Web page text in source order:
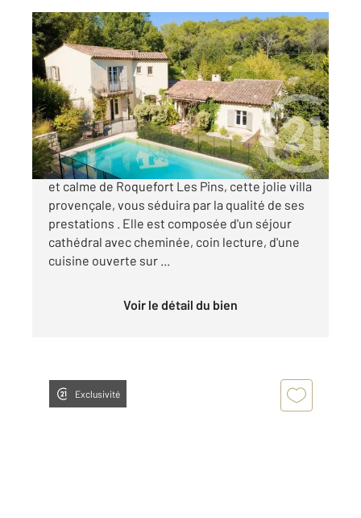
ROQUEFORT LES PINS 06
176 m2, 5 pièces
Ref : 30372
Maison à vendre
1 095 000 €
Située dans un environnement très agréable
et calme de Roquefort Les Pins, cette jolie villa
provençale, vous séduira par la qualité de ses
prestations . Elle est composée d'un séjour
cathédral avec cheminée, coin lecture, d'une
cuisine ouverte sur ...
Voir le détail du bien
Exclusivité